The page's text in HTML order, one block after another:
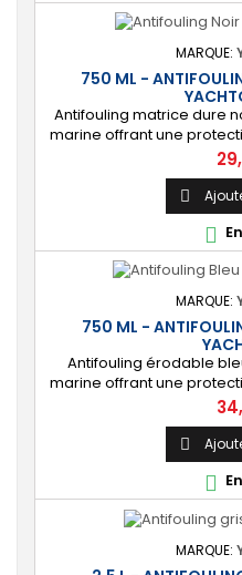
MARQUE:
750 ML -
Antifouling matrice dure
marine offrant une
bateaux en polyester,
coques aluminium). ⚙️
durable et anti-
coquillages durant une
les bateaux
Prix


MARQUE:
750 ML -
Antifouling érodable
marine offrant une
durable de la carène
nœuds. ⚙️ [Tout support]
polyester, bois et acier
PAS à l’aluminium et
protection]
Prix


MARQUE: